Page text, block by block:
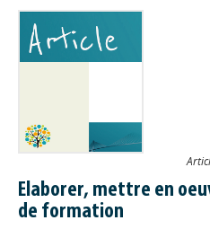
Elaborer, mettre en
de formation